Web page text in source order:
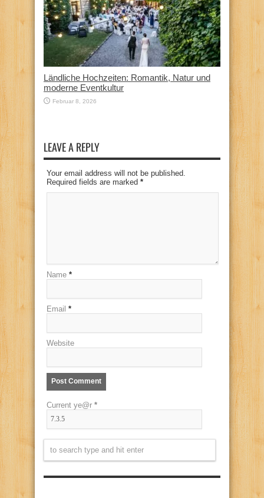
Ländliche Hochzeiten: Romantik, Natur und
moderne Eventkultur
Februar 8, 2026
LEAVE A REPLY
Your email address will not be published.
Required fields are marked *
Name *
Email *
Website
Current ye@r *